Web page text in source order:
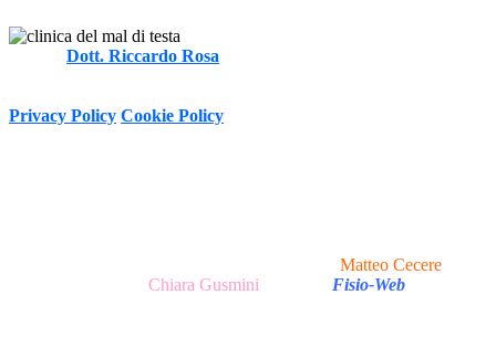
Dott. Riccardo Rosa
Privacy Policy Cookie Policy
Matteo Cecere
Chiara Gusmini Fisio-Web